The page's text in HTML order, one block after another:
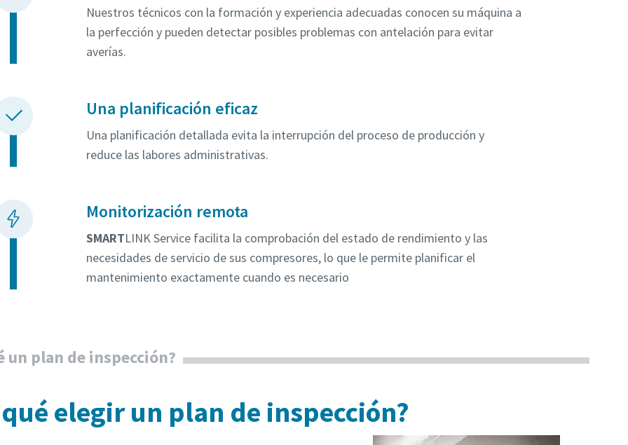
Nuestros técnicos con la formación y experiencia adecuadas conocen su máquina a
la perfección y pueden detectar posibles problemas con antelación para evitar
averías.
Una planificación eficaz
Una planificación detallada evita la interrupción del proceso de producción y
reduce las labores administrativas.
Monitorización remota
SMARTLINK Service facilita la comprobación del estado de rendimiento y las
necesidades de servicio de sus compresores, lo que le permite planificar el
mantenimiento exactamente cuando es necesario
un plan de inspección?
elegir un plan de inspección?